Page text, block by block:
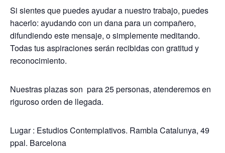
Si sientes que puedes ayudar a nuestro trabajo, puedes
hacerlo: ayudando con un dana para un compañero,
difundiendo este mensaje, o simplemente meditando.
Todas tus aspiraciones serán recibidas con gratitud y
reconocimiento.
Nuestras plazas son para 25 personas, atenderemos en
riguroso orden de llegada.
Lugar : Estudios Contemplativos. Rambla Catalunya, 49
ppal. Barcelona